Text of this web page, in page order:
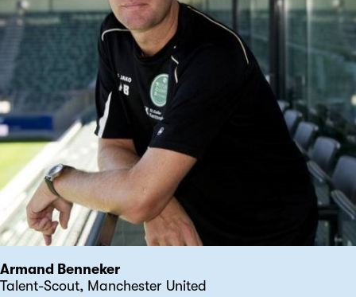
Armand Benneker
Talent-Scout, Manchester United